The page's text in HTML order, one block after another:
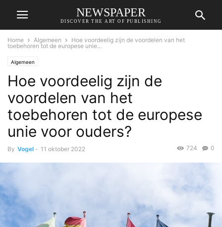
NEWSPAPER
DISCOVER THE ART OF PUBLISHING
Home Algemeen
Hoe voordeelig zijn de voordelen van het
toebehoren tot de europese unie...
Algemeen
Hoe voordeelig zijn de
voordelen van het
toebehoren tot de europese
unie voor ouders?
By Vogel - 11 oktober 2022 0
724